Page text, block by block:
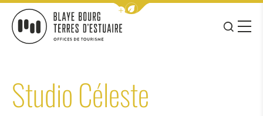
Afficher la barre de navigation
JE
MENU
Studio Céleste